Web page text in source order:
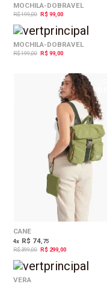
MOCHILA-DOBRAVEL
R$ 199,00 R$ 99,00
MOCHILA-DOBRAVEL
R$ 199,00 R$ 99,00
CANE
4x R$ 74 ,75
R$ 399,00 R$ 299,00
VERA